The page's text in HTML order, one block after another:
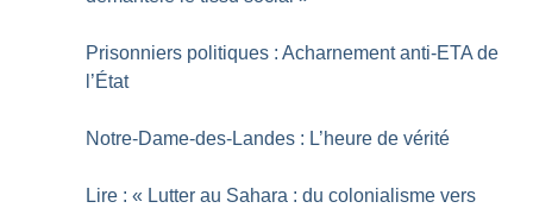
Prisonniers politiques : Acharnement anti-ETA de
l’État
Notre-Dame-des-Landes : L’heure de vérité
Lire : « Lutter au Sahara : du colonialisme vers